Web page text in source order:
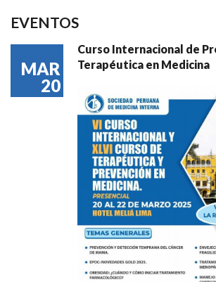
EVENTOS
MAR
20
Curso Internacional de
Terapéutica en Medicina